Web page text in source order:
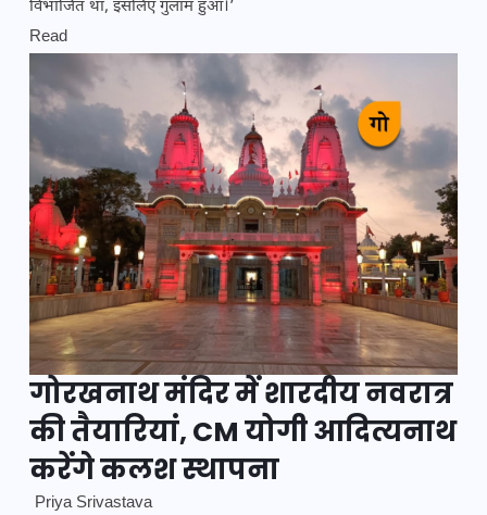
विभाजित था, इसलिए गुलाम हुआ।’
Read
गोरखनाथ मंदिर में शारदीय नवरात्र
की तैयारियां, CM योगी आदित्यनाथ
करेंगे कलश स्थापना
Priya Srivastava